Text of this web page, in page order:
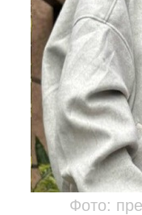
Фото: